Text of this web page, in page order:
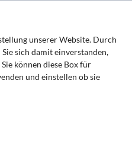
unserer Website. Durch
sich damit einverstanden,
Sie können diese Box für
und einstellen ob sie